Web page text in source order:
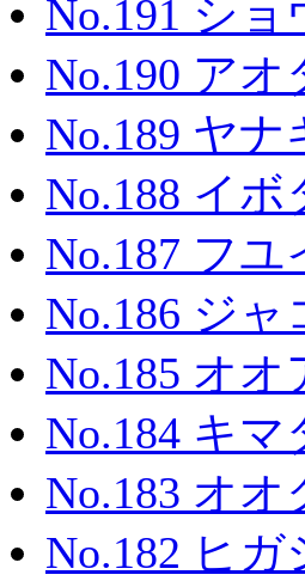
No.191 シ
No.190 ア
No.189 ヤナ
No.188 イ
No.187 フユ
No.186 ジ
No.185 オ
No.184 キ
No.183 オオ
No.182 ヒ